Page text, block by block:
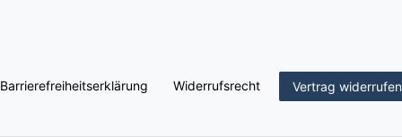
Barrierefreiheitserklärung Widerrufs­recht Vertrag widerrufen